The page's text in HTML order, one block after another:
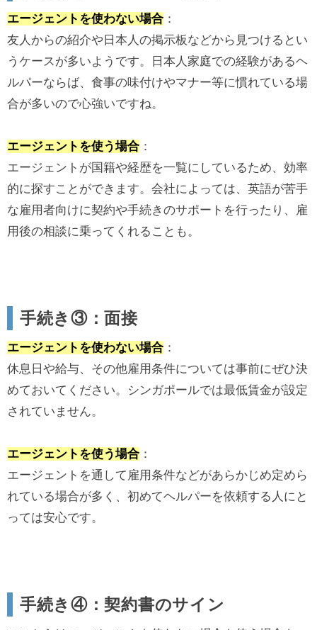
エージェントを使わない場合 ：
友人からの紹介や日本人の掲示板などから見つけるとい
うケースが多いようです。日本人家庭での経験があるヘ
ルパーならば、食事の味付けやマナー等に慣れている場
合が多いので心強いですね。
エージェントを使う場合 ：
エージェントが国籍や経歴を一覧にしているため、効率
的に探すことができます。会社によっては、英語が苦手
な雇用者向けに契約や手続きのサポートを行ったり、雇
用後の相談に乗ってくれることも。
手続き③：面接
エージェントを使わない場合 ：
休息日や給与、その他雇用条件については事前にぜひ決
めておいてください。シンガポールでは最低賃金が設定
されていません。
エージェントを使う場合 ：
エージェントを通して雇用条件などがあらかじめ定めら
れている場合が多く、初めてヘルパーを依頼する人にと
っては安心です。
手続き④：契約書のサイン